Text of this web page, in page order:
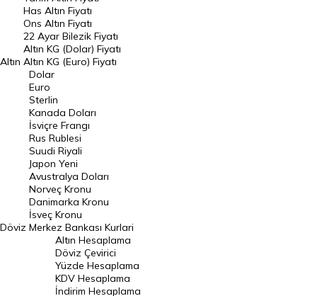
Döviz Kuru
Dolar Kuru
Euro Kuru
Pound Kuru
Frank Kuru
Riyal Kuru
Avustralya Doları
Danimarka Kronu Kuru
Kanada Doları Kuru
Norveç Kronu Kuru
İsveç Kronu Kuru
Japon Yeni Kuru
Altın
Has Altın Fiyatı
Ons Altın Fiyatı
22 Ayar Bilezik Fiyatı
Altın KG (Dolar) Fiyatı
Altın KG (Euro) Fiyatı
Döviz
Dolar
Euro
Sterlin
Kanada Doları
İsviçre Frangı
Rus Rublesi
Suudi Riyali
Japon Yeni
Avustralya Doları
Norveç Kronu
Danimarka Kronu
İsveç Kronu
Merkez Bankası Kurlari
Altın Hesaplama
Döviz Çevirici
Yüzde Hesaplama
KDV Hesaplama
İndirim Hesaplama